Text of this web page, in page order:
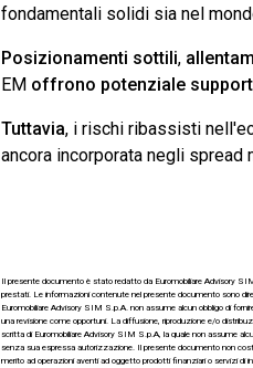
fondamentali solidi sia nel
Posizionamenti sottili,
EM offrono potenziale
Tuttavia, i rischi ribassisti
ancora incorporata negli
Il presente documento è stato redatto da Euromobiliare Advisory
prestati. Le informazioni contenute nel presente documento sono
Euromobiliare Advisory SIM S.p.A. non assume alcun obbligo di
una revisione come opportuni. La diffusione, riproduzione e/o
scritta di Euromobiliare Advisory SIM S.p.A, la quale non assume
senza sua espressa autorizzazione. Il presente documento non
merito ad operazioni aventi ad oggetto prodotti finanziari o servizi di